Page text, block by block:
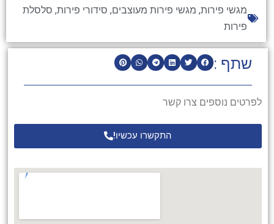
שתף :
לפרטים נוספים צרו קשר
התקשרו עכשיו!
מגשי פירות, מגשי פירות מעוצבים, סידורי פירות, סלסלת
פירות